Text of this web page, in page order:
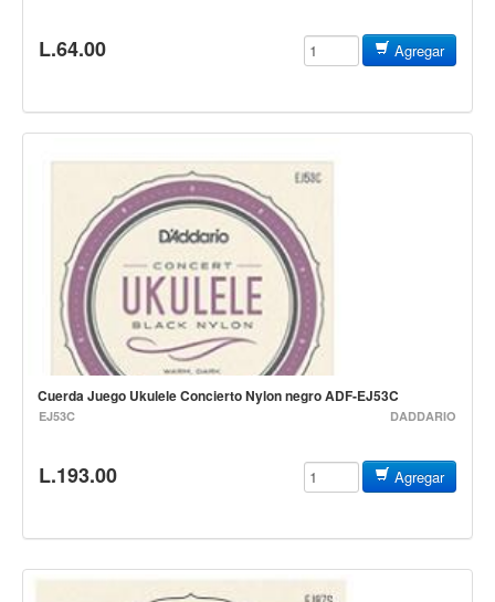
Cañuelas
Boquillas y abrazaderas
Accesorios
Percusión
Panderos
Percusión Latina
Tambores
Redoblantes
Kalimba
L.64.00 Agregar
Cuerda Juego Ukulele Concierto Nylon negro ADF-EJ53C
EJ53C DADDARIO
L.193.00 Agregar